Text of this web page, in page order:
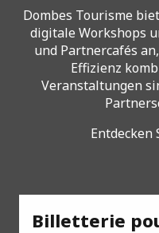
Dombes Tourisme
digitale Workshops
und Partnercafés
Effizienz
Veranstaltungen
Entdecken
Billetterie